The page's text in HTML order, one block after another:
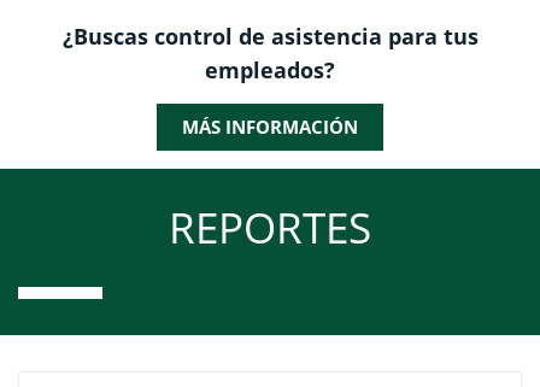
¿Buscas control de asistencia para tus
empleados?
MÁS INFORMACIÓN
REPORTES